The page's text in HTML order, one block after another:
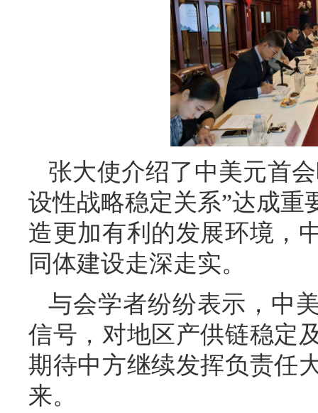
张大使介绍了中美元首
设性战略稳定关系”达成重
造更加有利的发展环境，
同体建设走深走实。
与会学者纷纷表示，中
信号，对地区产供链稳定
期待中方继续发挥负责任
来。